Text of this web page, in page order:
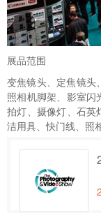
展品范围
变焦镜头、定焦镜头
照相机脚架、影室
拍灯、摄像灯、石英
洁用具、快门线、照